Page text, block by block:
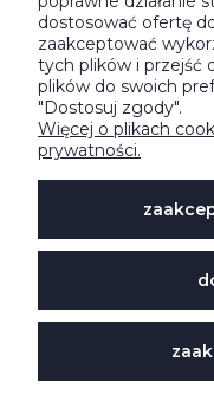

Sklep
dostosować ofertę
zaakceptować
tych plików i przejść
plików do swoich
"Dostosuj zgody".
Więcej o plikach
prywatności.